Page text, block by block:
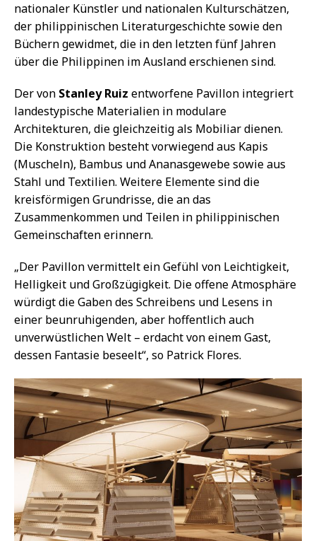
nationaler Künstler und nationalen Kulturschätzen,
der philippinischen Literaturgeschichte sowie den
Büchern gewidmet, die in den letzten fünf Jahren
über die Philippinen im Ausland erschienen sind.
Der von Stanley Ruiz entworfene Pavillon integriert
landestypische Materialien in modulare
Architekturen, die gleichzeitig als Mobiliar dienen.
Die Konstruktion besteht vorwiegend aus Kapis
(Muscheln), Bambus und Ananasgewebe sowie aus
Stahl und Textilien. Weitere Elemente sind die
kreisförmigen Grundrisse, die an das
Zusammenkommen und Teilen in philippinischen
Gemeinschaften erinnern.
„Der Pavillon vermittelt ein Gefühl von Leichtigkeit,
Helligkeit und Großzügigkeit. Die offene Atmosphäre
würdigt die Gaben des Schreibens und Lesens in
einer beunruhigenden, aber hoffentlich auch
unverwüstlichen Welt – erdacht von einem Gast,
dessen Fantasie beseelt“, so Patrick Flores.